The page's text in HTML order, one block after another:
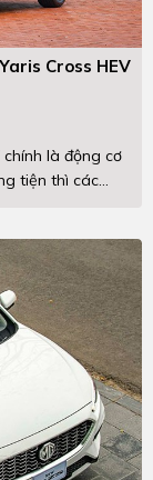
Cross HEV
là động cơ
tiện thì các...